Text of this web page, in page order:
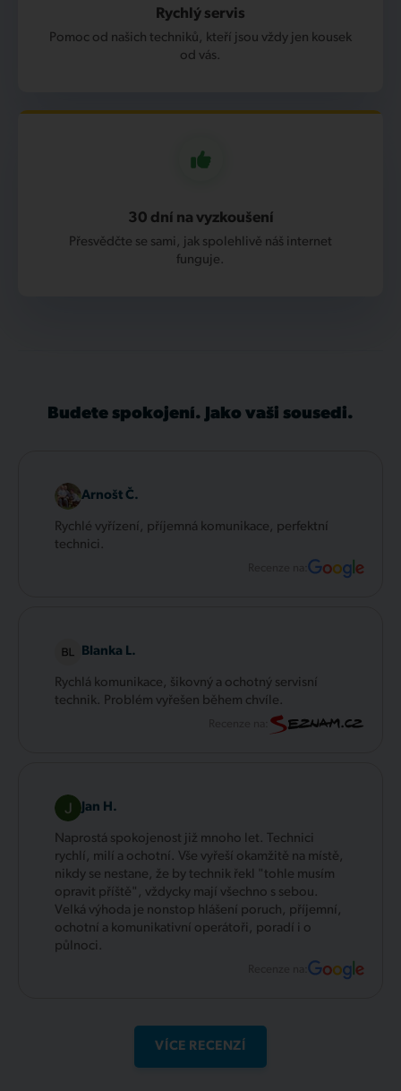
Rychlý servis
Pomoc od našich techniků, kteří jsou vždy jen kousek
od vás.
30 dní na vyzkoušení
Přesvědčte se sami, jak spolehlivě náš internet
funguje.
Budete spokojení. Jako vaši sousedi.
Arnošt Č.
Rychlé vyřízení, příjemná komunikace, perfektní
technici.
Recenze na:
Blanka L.
Rychlá komunikace, šikovný a ochotný servisní
technik. Problém vyřešen během chvíle.
Jan H.
Naprostá spokojenost již mnoho let. Technici
rychlí, milí a ochotní. Vše vyřeší okamžitě na místě,
nikdy se nestane, že by technik řekl "tohle musím
opravit příště", vždycky mají všechno s sebou.
Velká výhoda je nonstop hlášení poruch, příjemní,
ochotní a komunikativní operátoři, poradí i o
půlnoci.
Recenze na:
VÍCE RECENZÍ